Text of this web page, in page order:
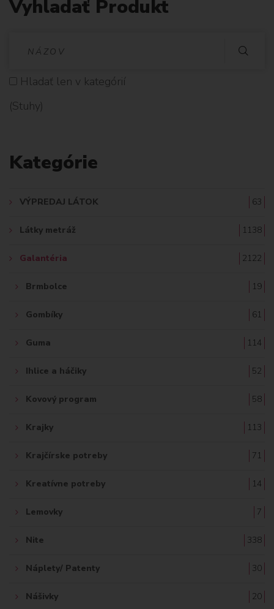
Vyhladať Produkt
D
Hladať len v kategórií
(Stuhy)
Kategórie
VÝPREDAJ LÁTOK 63
Látky metráž 1138
Galantéria 2122
Brmbolce 19
Gombíky 61
Guma 114
Ihlice a háčiky 52
Kovový program 58
Krajky 113
Krajčírske potreby 71
Kreatívne potreby 14
Lemovky 7
Nite 338
Náplety/ Patenty 30
Nášivky 20